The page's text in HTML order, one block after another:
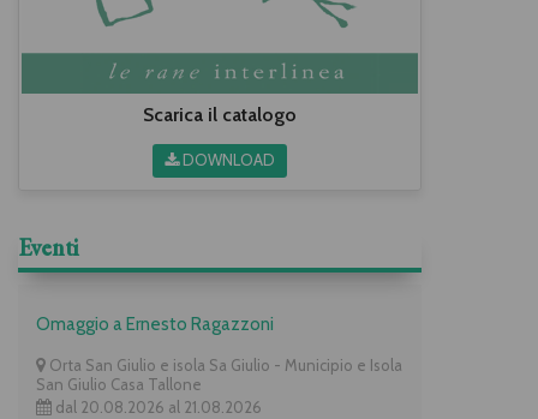
Scarica il catalogo
DOWNLOAD
Eventi
Omaggio a Ernesto Ragazzoni
Orta San Giulio e isola Sa Giulio - Municipio e Isola
San Giulio Casa Tallone
dal 20.08.2026 al 21.08.2026